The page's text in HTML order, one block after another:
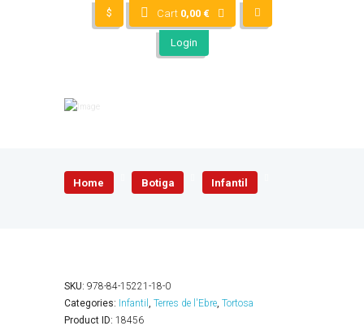
$ Cart 0,00 €
Login
Home Botiga Infantil
SKU: 978-84-15221-18-0
Categories: Infantil , Terres de l'Ebre, Tortosa
Product ID: 18456